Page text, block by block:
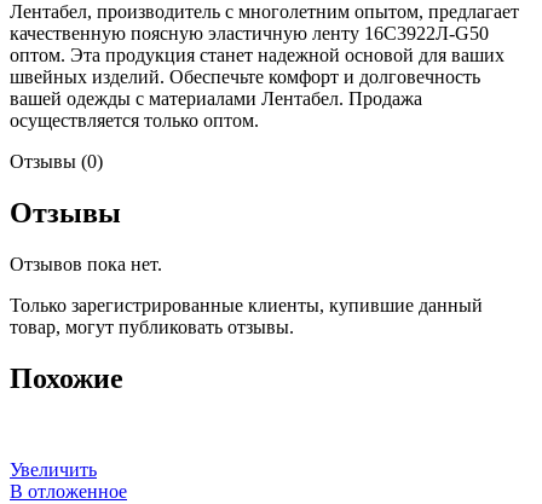
Лентабел, производитель с многолетним опытом, предлагает
качественную поясную эластичную ленту 16С3922Л-G50
оптом. Эта продукция станет надежной основой для ваших
швейных изделий. Обеспечьте комфорт и долговечность
вашей одежды с материалами Лентабел. Продажа
осуществляется только оптом.
Отзывы (0)
Отзывы
Отзывов пока нет.
Только зарегистрированные клиенты, купившие данный
товар, могут публиковать отзывы.
Похожие
Увеличить
В отложенное